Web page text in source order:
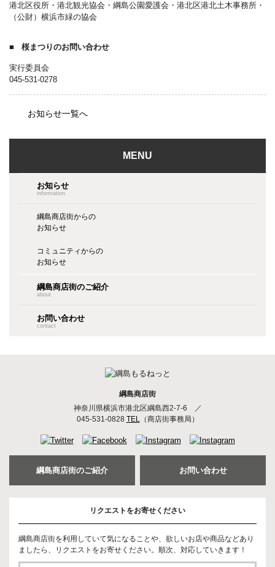
港北区役所・港北観光協会・綱島公園愛護会・港北区港北土木事務所・
（公財）横浜市緑の協会
桜まつりのお問い合わせ
実行委員会
045-531-0278
お知らせ一覧へ
MENU
お知らせ
information
綱島商店街からの
お知らせ
コミュニティからの
お知らせ
綱島商店街のご紹介
about
お問い合わせ
contact
綱島商店街
神奈川県横浜市港北区綱島西2-7-6
／
045-531-0828 TEL（商店街事務局）
綱島商店街のご紹介 お問い合わせ
リクエストをお寄せください
綱島商店街を利用していて気になることや、欲しいお店や商品などあり
ましたら、リクエストをお寄せください。順次、対応していきます！